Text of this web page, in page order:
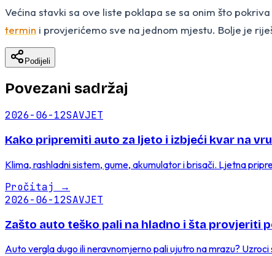
Većina stavki sa ove liste poklapa se sa onim što pokriva
termin i provjerićemo sve na jednom mjestu. Bolje je
Podijeli
Povezani sadržaj
2026-06-12SAVJET
Kako pripremiti auto za ljeto i izbjeći kvar na
Klima, rashladni sistem, gume, akumulator i brisači. Ljetna
Pročitaj →
2026-06-12SAVJET
Zašto auto teško pali na hladno i šta provjeriti
Auto vergla dugo ili neravnomjerno pali ujutro na mrazu?